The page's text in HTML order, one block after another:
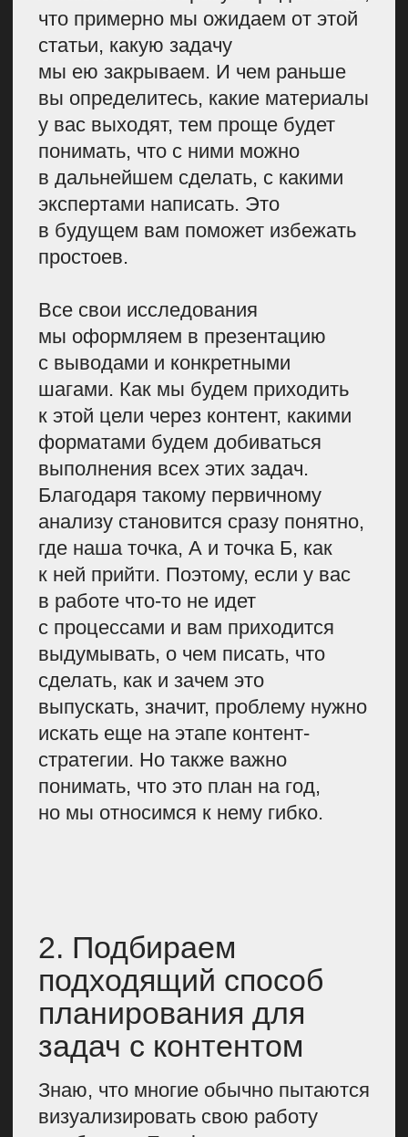
работа с экспертами, и она
ходит на интервью. Нет
полноценной картины
Нет возможности прикрепить
и ее дополнительно
прокомментировать. Всегда
лучше сразу пообщаться внутри
и обсудить какие-то ключевые
моменты. Поэтому у нас вся
работа происходит в Kaiten,
Все наверняка знакомы
с пространством Kanban-доски,
там просто перемещаются задачи
по этапам. У нас есть очередь
из статей, с ТЗ, со всей
информацией, и эти карточки
с задачами перемещаются
по этапам.
Благодаря этому мы видим, что
происходит в компании,
в редакции. Причем отдельное
пространство у нас есть также
и для внешних площадок. Можно
зайти в карточку, и там будет вся
что-то еще. Благодаря этому
можно понять соотношение
материалов на каждой
из площадок.
Если у нас возникает какая-то
проблема в выпуске контента и она
повторяется регулярно, это
не какой-то единичный момент,
то мы просто меняем подход.
Например, так у нас было